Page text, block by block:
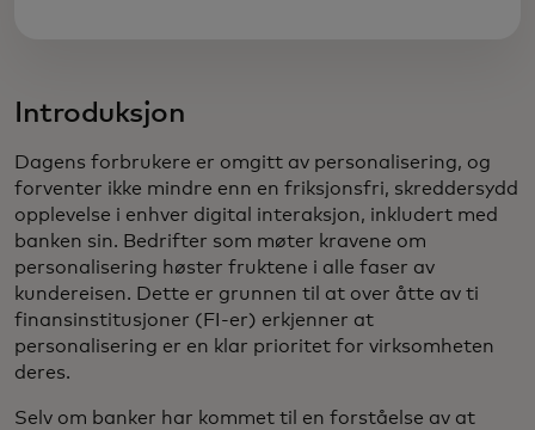
Introduksjon
Dagens forbrukere er omgitt av personalisering, og
forventer ikke mindre enn en friksjonsfri, skreddersydd
opplevelse i enhver digital interaksjon, inkludert med
banken sin. Bedrifter som møter kravene om
personalisering høster fruktene i alle faser av
kundereisen. Dette er grunnen til at over åtte av ti
finansinstitusjoner (FI-er) erkjenner at
personalisering er en klar prioritet for virksomheten
deres.
Selv om banker har kommet til en forståelse av at